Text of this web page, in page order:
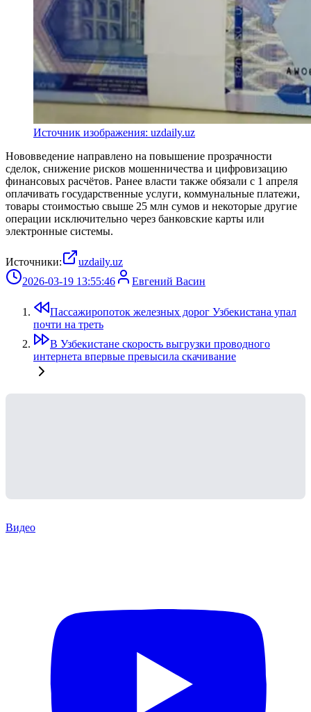
Источник изображения: uzdaily.uz
Нововведение направлено на повышение прозрачности
сделок, снижение рисков мошенничества и цифровизацию
финансовых расчётов. Ранее власти также обязали с 1 апреля
оплачивать государственные услуги, коммунальные платежи,
товары стоимостью свыше 25 млн сумов и некоторые другие
операции исключительно через банковские карты или
электронные системы.
Источники:
uzdaily.uz
2026-03-19 13:55:46
Евгений Васин
Пассажиропоток железных дорог Узбекистана упал
почти на треть
В Узбекистане скорость выгрузки проводного
интернета впервые превысила скачивание
Видео